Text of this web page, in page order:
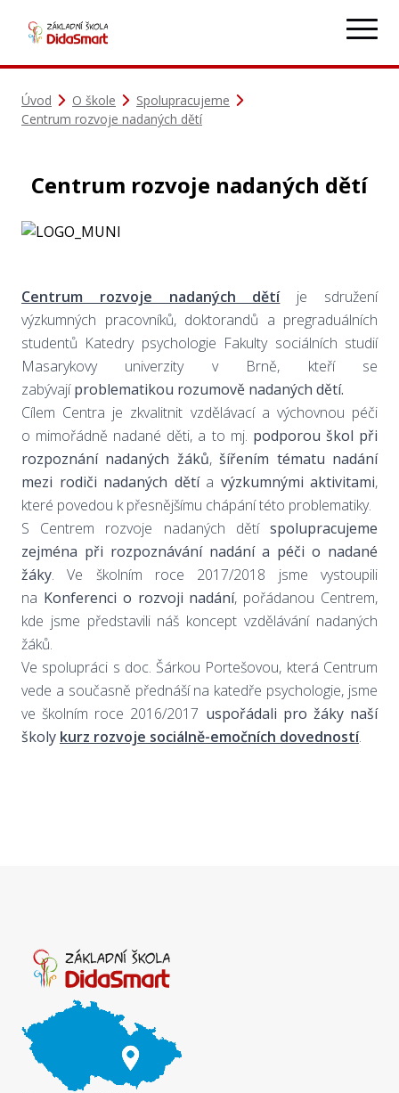
Úvod O škole
Spolupracujeme
Centrum rozvoje nadaných dětí
Centrum rozvoje nadaných dětí
Centrum rozvoje nadaných dětíje sdružení
výzkumných pracovníků, doktorandů a pregraduálních
studentů Katedry psychologie Fakulty sociálních studií
Masarykovy univerzity v Brně, kteří se
zabývajíproblematikou rozumově nadaných dětí.
Cílem Centra je zkvalitnit vzdělávací a výchovnou péči
o mimořádně nadané děti, a to mj. podporou škol při
rozpoznání nadaných žáků,šířením tématu nadání
mezi rodiči nadaných dětía výzkumnými aktivitami,
které povedou k přesnějšímu chápání této problematiky.
S Centrem rozvoje nadaných dětí spolupracujeme
zejména při rozpoznávání nadání a péči o nadané
žáky. Ve školním roce 2017/2018 jsme vystoupili
na Konferenci o rozvoji nadání, pořádanou Centrem,
kde jsme představili náš koncept vzdělávání nadaných
žáků.
Ve spolupráci s doc. Šárkou Portešovou, která Centrum
vede a současně přednáší na katedře psychologie, jsme
ve školním roce 2016/2017 uspořádali pro žáky naší
školy kurz rozvoje sociálně-emočních dovedností.